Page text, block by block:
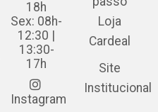
18h
Sex: 08h-
12:30 |
13:30-
17h
Instagram
Loja
Cardeal
Site
Institucional